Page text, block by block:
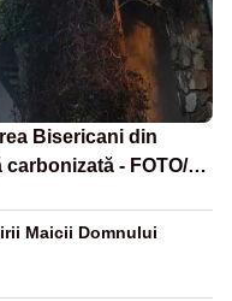
Bisericani din
- FOTO/
Maicii Domnului